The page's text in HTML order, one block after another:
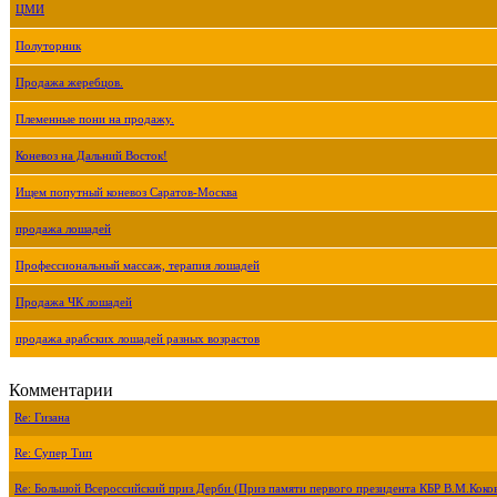
ЦМИ
Полуторник
Продажа жеребцов.
Племенные пони на продажу.
Коневоз на Дальний Восток!
Ищем попутный коневоз Саратов-Москва
продажа лошадей
Профессиональный массаж, терапия лошадей
Продажа ЧК лошадей
продажа арабских лошадей разных возрастов
Комментарии
Re: Гизана
Re: Супер Тип
Re: Большой Всероссийский приз Дерби (Приз памяти первого президента КБР